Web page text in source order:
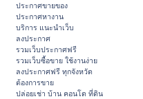
ประกาศขายของ
ประกาศหางาน
บริการ แนะนำเว็บ
ลงประกาศ
รวมเว็บประกาศฟรี
รวมเว็บซื้อขาย ใช้งานง่าย
ลงประกาศฟรี ทุกจังหวัด
ต้องการขาย
ปล่อยเช่า บ้าน คอนโด ที่ดิน